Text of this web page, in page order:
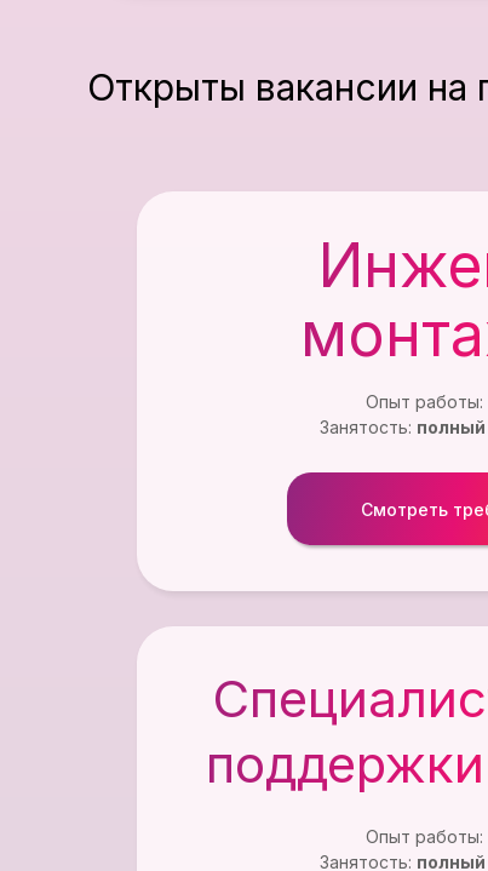
Открыты вакансии на
Опыт работы:
Занятость: полный
Смотреть
Опыт работы:
Занятость: полный